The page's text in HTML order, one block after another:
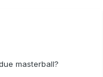
masterball?